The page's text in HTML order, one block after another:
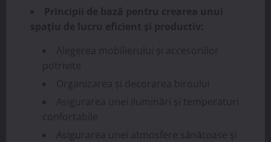
Principii de bază pentru crearea unui
spațiu de lucru eficient și productiv:
Alegerea mobilierului și accesoriilor
potrivite
Organizarea și decorarea biroului
Asigurarea unei iluminări și temperaturi
confortabile
Asigurarea unei atmosfere sănătoase și